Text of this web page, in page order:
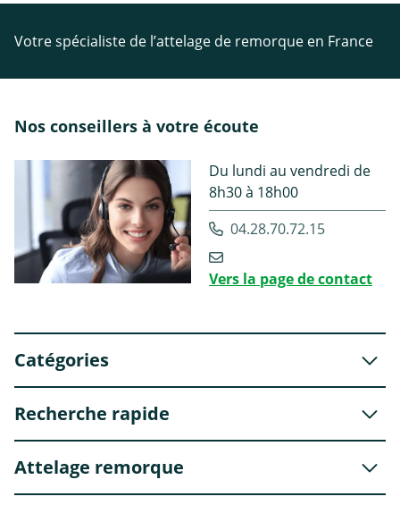
Votre spécialiste de l’attelage de remorque en France
Nos conseillers à votre écoute
Du lundi au vendredi de
8h30 à 18h00
04.28.70.72.15
Vers la page de contact
Catégories
Recherche rapide
Attelage remorque